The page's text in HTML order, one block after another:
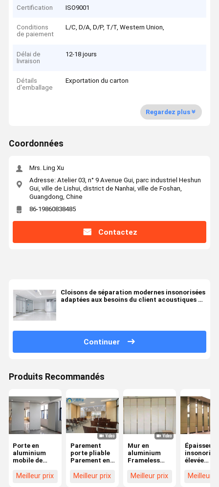
Certification ISO9001
Conditions
de paiement
L/C, D/A, D/P, T/T, Western Union,
Délai de
livraison
12-18 jours
Détails
d'emballage
Exportation du carton
Regardez plus
Coordonnées
Mrs. Ling Xu
Adresse: Atelier 03, n° 9 Avenue Gui, parc industriel Heshun
Gui, ville de Lishui, district de Nanhai, ville de Foshan,
Guangdong, Chine
86-19860838485
Contactez
Cloisons de séparation modernes insonorisées
adaptées aux besoins du client acoustiques en
Continuer
Produits Recommandés
Porte en
aluminium
mobile de
cloison de
Meilleur prix
Parement
porte pliable
Parement en
Parement
Meilleur prix
Mur en
aluminium
Frameless
universel de
Meilleur prix
Épaisseur
élevée
des
Meilleur